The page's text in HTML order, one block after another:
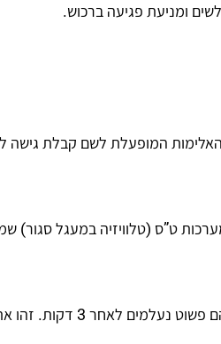
ומניעת פגיעה ברכוש.
המופעלת לשם קבלת גישה
ט”ס (טלוויזיה במעגל סגור)
אתגר קשה לכל המעורבים בנושא.